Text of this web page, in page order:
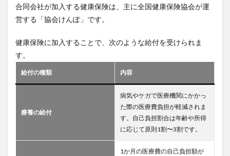
合同会社が加入する健康保険は、主に全国健康保険協会が運
営する「協会けんぽ」です。
健康保険に加入することで、次のような給付を受けられま
す。
給付の種類 内容
療養の給付
病気やケガで医療機関にかかっ
た際の医療費負担が軽減されま
す。自己負担割合は年齢や所得
に応じて原則1割〜3割です。
1か月の医療費の自己負担額が